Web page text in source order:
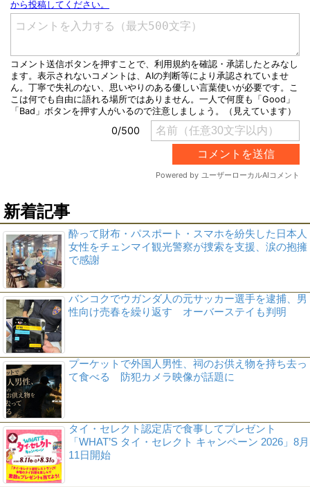
新着記事
酔って財布・パスポート・スマホを紛失した日本人
女性をチェンマイ観光警察が捜索を支援、涙の抱擁
で感謝
バンコクでウガンダ人の元サッカー選手を逮捕、男
性向け売春を繰り返す オーバーステイも判明
プーケットで外国人男性、祠のお供え物を持ち去っ
て食べる 防犯カメラ映像が話題に
タイ・セレクト認定店で食事してプレゼント
「WHAT’S タイ・セレクト キャンペーン 2026」8月
11日開始